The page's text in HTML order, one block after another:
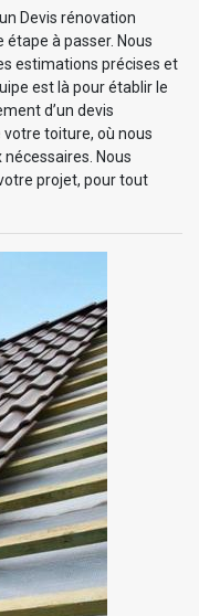
Devis rénovation
à passer. Nous
estimations précises et
est là pour établir le
d’un devis
toiture, où nous
Nous
projet, pour tout